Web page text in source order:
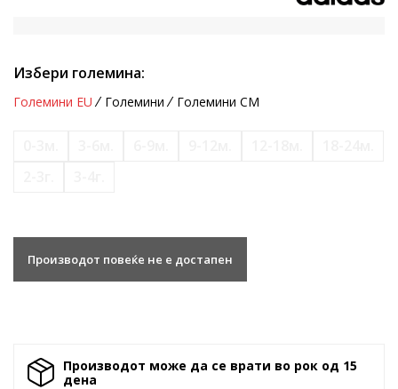
Избери големина:
Големини EU Големини Големини CM
Производот повеќе не е достапен
Производот може да се врати во рок од 15
денa